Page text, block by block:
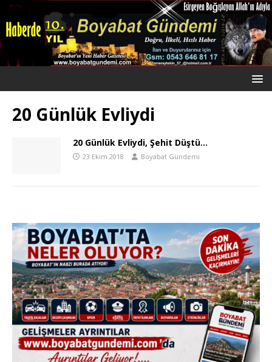
20 Günlük Evliydi
20 Günlük Evliydi, Şehit Düştü…
23 Ekim 2018 Boyabat Gündemi